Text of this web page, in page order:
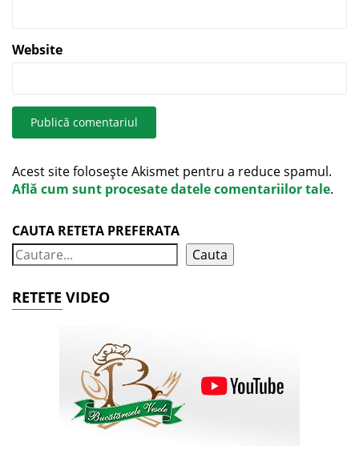
Website
Acest site folosește Akismet pentru a reduce spamul.
Află cum sunt procesate datele comentariilor tale.
CAUTA RETETA PREFERATA
Cauta
RETETE VIDEO